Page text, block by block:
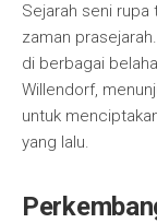
Sejarah seni
zaman
di berbagai
Willendorf,
untuk
yang lalu.